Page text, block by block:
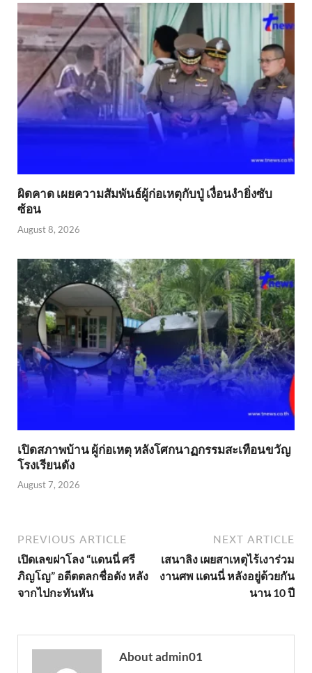
ผิดคาด เผยความสัมพันธ์ผู้ก่อเหตุกับปู่ เงื่อนงำยิ่งซับ
ซ้อน
August 8, 2026
เปิดสภาพบ้าน ผู้ก่อเหตุ หลังโศกนาฏกรรมสะเทือนขวัญ
โรงเรียนดัง
August 7, 2026
PREVIOUS ARTICLE
เปิดเลขฝาโลง “แดนนี่ ศรี
ภิญโญ” อดีตตลกชื่อดัง หลัง
จากไปกะทันหัน
NEXT ARTICLE
เสนาลิง เผยสาเหตุไร้เงาร่วม
งานศพ แดนนี่ หลังอยู่ด้วยกัน
นาน 10 ปี
About admin01